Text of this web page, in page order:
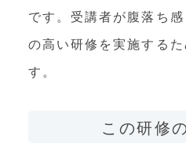
です。受講者が腹落ち
の高い研修を実施する
す。
この研修